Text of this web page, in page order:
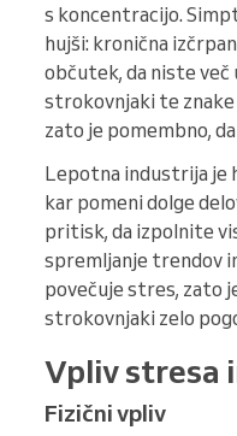
s koncentracijo.
hujši: kronična
občutek, da niste
strokovnjaki te
zato je pomembno,
Lepotna industrija je
kar pomeni dolge
pritisk, da izpolnite
spremljanje trendov
povečuje stres, zato
strokovnjaki zelo
Vpliv stresa
Fizični vpliv